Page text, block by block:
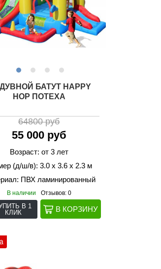
БАТУТ HAPPY
HOP ПОТЕХА
64800 руб
55 000 руб
Возраст: от 3 лет
(д/ш/в): 3.0 х 3.6 х 2.3 м
ПВХ ламинированный
В наличии Отзывов: 0
В 1
КЛИК